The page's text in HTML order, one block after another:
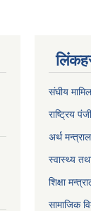
संघीय
राष्ट्रिय
अर्थ
स्वास्थ्य
शिक्षा
सामाजिक